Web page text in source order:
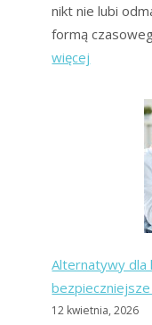
nikt nie lubi
formą
więcej
jakie
warunki
należy
Alternatywy dla
12 kwietnia, 2026